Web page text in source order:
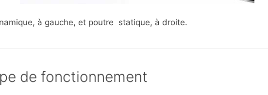
à gauche, et poutre statique, à droite.
de fonctionnement